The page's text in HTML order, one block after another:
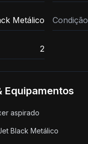
Metálico Condição
2
Equipamentos
aspirado
Black Metálico